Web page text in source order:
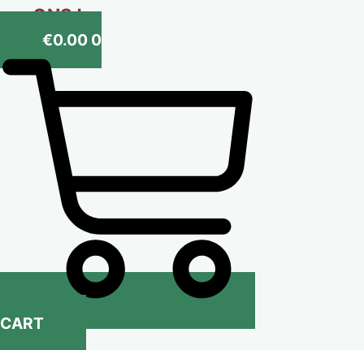
ONS !
€0.00 0
CART